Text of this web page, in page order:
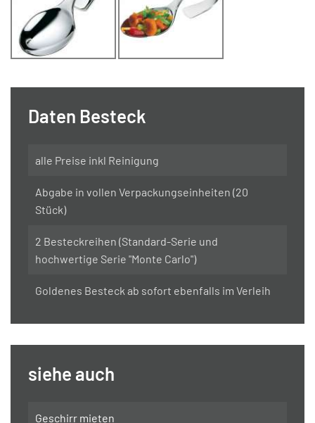
Daten Besteck
alle Preise inkl Reinigung
Abgabe in vollen Verpackungseinheiten (20
Stück)
2 Besteckreihen (Standard-Serie und
hochwertige Serie "Monte Carlo")
Goldenes Besteck ab sofort ebenfalls im Verleih
siehe auch
Geschirr mieten